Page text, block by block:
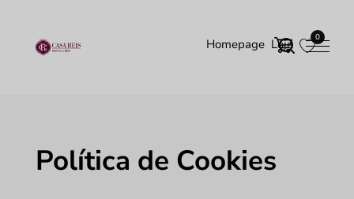
Homepage Loja 0
Política de Cookies